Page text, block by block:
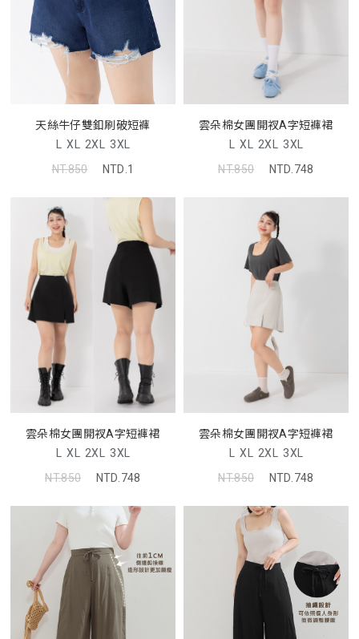
天絲牛仔雙釦刷破短褲
L XL 2XL 3XL
NT.850
NTD.1
雲朵棉女團開衩A字短褲裙
L XL 2XL 3XL
NT.850
NTD.748
雲朵棉女團開衩A字短褲裙
L XL 2XL 3XL
NT.850
NTD.748
雲朵棉女團開衩A字短褲裙
L XL 2XL 3XL
NT.850
NTD.748